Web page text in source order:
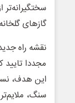
سختگیرانه‌تر
گازهای
نقشه راه
مجددا
این هدف،
سنگ،